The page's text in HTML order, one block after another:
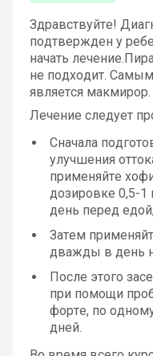
Здравствуйте!
подтвержден у
начать
не подходит.
является макмирор.
Лечение следует
Сначала
улучшения
применяйте
дозировке 0,5-
день перед
Затем
дважды в день
После этого
при помощи
форте, по
дней.